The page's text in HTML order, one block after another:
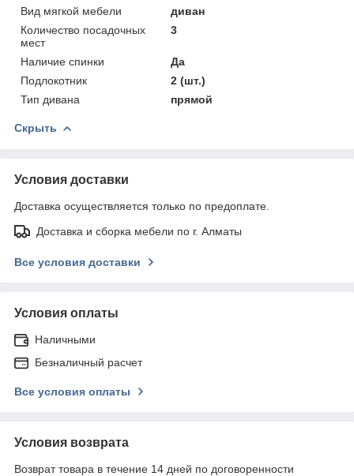
Вид мягкой мебели
диван
Количество посадочных
мест
3
Наличие спинки
Да
Подлокотник
2 (шт.)
Тип дивана
прямой
Скрыть
Условия доставки
Доставка осуществляется только по предоплате.
Доставка и сборка мебели по г. Алматы
Все условия доставки
Условия оплаты
Наличными
Безналичный расчет
Все условия оплаты
Условия возврата
Возврат товара в течение 14 дней по договоренности